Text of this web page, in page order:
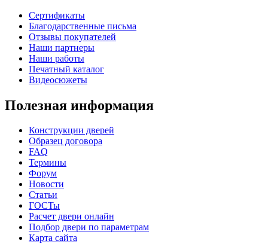
Сертификаты
Благодарственные письма
Отзывы покупателей
Наши партнеры
Наши работы
Печатный каталог
Видеосюжеты
Полезная информация
Конструкции дверей
Образец договора
FAQ
Термины
Форум
Новости
Статьи
ГОСТы
Расчет двери онлайн
Подбор двери по параметрам
Карта сайта